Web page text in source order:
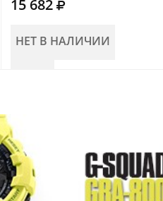
15 682
НЕТ В НАЛИЧИИ